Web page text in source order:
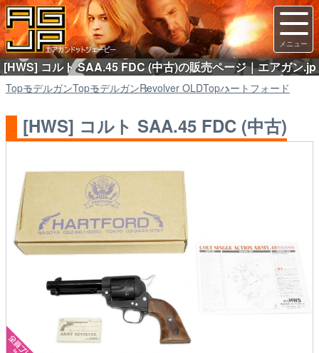
[HWS] コルト SAA.45 FDC (中古)の販売ページ｜エアガン.jp
TopモデルガンTopモデルガンRevolver OLDTopハートフォード
[HWS] コルト SAA.45 FDC (中古)